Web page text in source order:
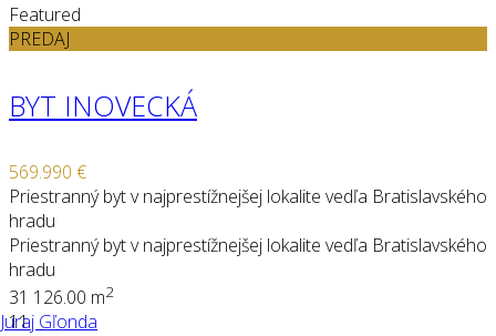
Featured
PREDAJ
BYT INOVECKÁ
569.990 €
Priestranný byt v najprestížnejšej lokalite vedľa Bratislavského
hradu
Priestranný byt v najprestížnejšej lokalite vedľa Bratislavského
hradu
31 126.00 m2
Juraj Gľonda
11